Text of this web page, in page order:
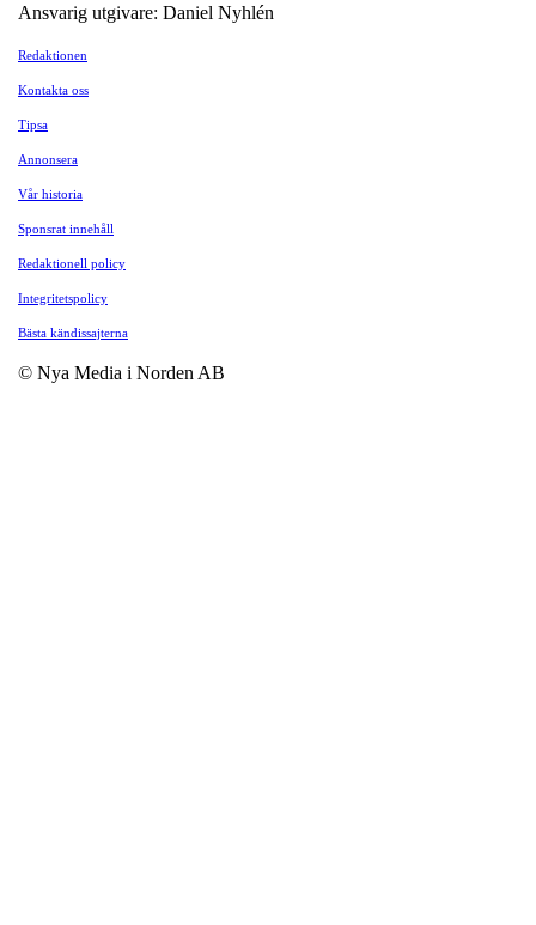
Ansvarig utgivare: Daniel Nyhlén
Redaktionen
Kontakta oss
Tipsa
Annonsera
Vår historia
Sponsrat innehåll
Redaktionell policy
Integritetspolicy
Bästa kändissajterna
© Nya Media i Norden AB